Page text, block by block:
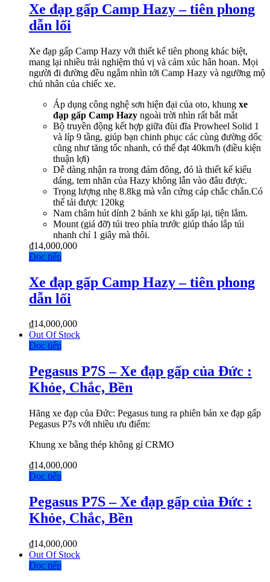
Xe đạp gấp Camp Hazy – tiên phong
dẫn lối
Xe đạp gấp Camp Hazy với thiết kế tiên phong khác biệt,
mang lại nhiều trải nghiệm thú vị và cảm xúc hân hoan. Mọi
người đi đường đều ngắm nhìn tới Camp Hazy và ngưỡng mộ
chủ nhân của chiếc xe.
Áp dụng công nghệ sơn hiện đại của oto, khung xe
đạp gấp Camp Hazy ngoài trời nhìn rất bắt mắt
Bộ truyền động kết hợp giữa đùi đĩa Prowheel Solid 1
và líp 9 tầng, giúp bạn chinh phục các cùng đường dốc
cũng như tăng tốc nhanh, có thể đạt 40km/h (điều kiện
thuận lợi)
Dễ dàng nhận ra trong đám đông, đó là thiết kế kiểu
dáng, tem nhãn của Hazy không lẫn vào đâu được.
Trọng lượng nhẹ 8.8kg mà vẫn cứng cáp chắc chắn.Có
thể tải được 120kg
Nam châm hút dính 2 bánh xe khi gấp lại, tiện lắm.
Mount (giá đỡ) túi treo phía trước giúp tháo lắp túi
nhanh chỉ 1 giây mà thôi.
₫14,000,000
Đọc tiếp
Xe đạp gấp Camp Hazy – tiên phong
dẫn lối
₫14,000,000
Out Of Stock
Đọc tiếp
Pegasus P7S – Xe đạp gấp của Đức :
Khỏe, Chắc, Bền
Hãng xe đạp của Đức: Pegasus tung ra phiên bản xe đạp gấp
Pegasus P7s với nhiều ưu điểm:
Khung xe bằng thép không gỉ CRMO
₫14,000,000
Đọc tiếp
Pegasus P7S – Xe đạp gấp của Đức :
Khỏe, Chắc, Bền
₫14,000,000
Out Of Stock
Đọc tiếp